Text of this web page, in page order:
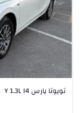
تويوتا يارس Y 1.3L I4